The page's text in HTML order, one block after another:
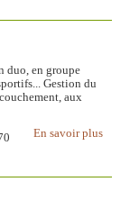
duo, en groupe
Gestion du
aux
En savoir plus